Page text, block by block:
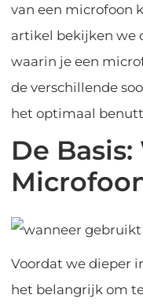
van een microfoon
artikel bekijken we
waarin je een
de verschillende
het optimaal
De
Voordat we dieper
het belangrijk om